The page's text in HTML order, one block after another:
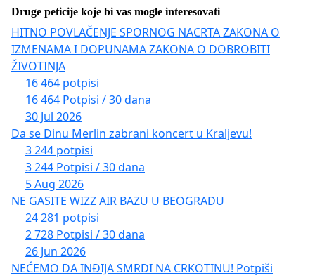
Druge peticije koje bi vas mogle interesovati
HITNO POVLAČENJE SPORNOG NACRTA ZAKONA O
IZMENAMA I DOPUNAMA ZAKONA O DOBROBITI
ŽIVOTINJA
16 464 potpisi
16 464 Potpisi / 30 dana
30 Jul 2026
Da se Dinu Merlin zabrani koncert u Kraljevu!
3 244 potpisi
3 244 Potpisi / 30 dana
5 Aug 2026
NE GASITE WIZZ AIR BAZU U BEOGRADU
24 281 potpisi
2 728 Potpisi / 30 dana
26 Jun 2026
NEĆEMO DA INĐIJA SMRDI NA CRKOTINU! Potpiši